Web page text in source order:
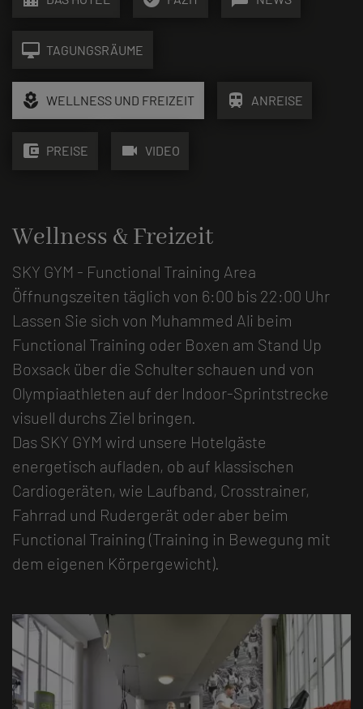
desktop_mac TAGUNGSRÄUME
local_florist WELLNESS UND FREIZEIT train ANREISE
account_balance_wallet PREISE videocam VIDEO
Wellness & Freizeit
SKY GYM - Functional Training Area
Öffnungszeiten täglich von 6:00 bis 22:00 Uhr
Lassen Sie sich von Muhammed Ali beim
Functional Training oder Boxen am Stand Up
Boxsack über die Schulter schauen und von
Olympiaathleten auf der Indoor-Sprintstrecke
visuell durchs Ziel bringen.
Das SKY GYM wird unsere Hotelgäste
energetisch aufladen, ob auf klassischen
Cardiogeräten, wie Laufband, Crosstrainer,
Fahrrad und Rudergerät oder aber beim
Functional Training (Training in Bewegung mit
dem eigenen Körpergewicht).